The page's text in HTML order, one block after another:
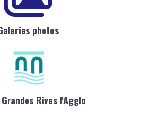
photos
Rives l'Agglo